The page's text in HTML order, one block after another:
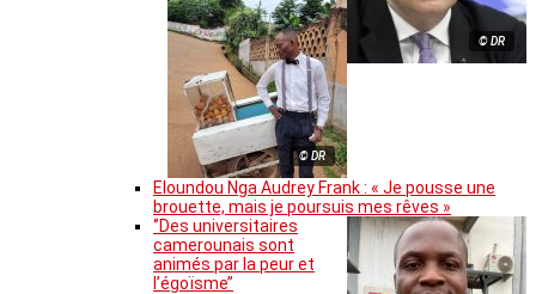
© DR
© DR
Eloundou Nga Audrey Frank : « Je pousse une
brouette, mais je poursuis mes rêves »
‘’Des universitaires
camerounais sont
animés par la peur et
l’égoïsme’’